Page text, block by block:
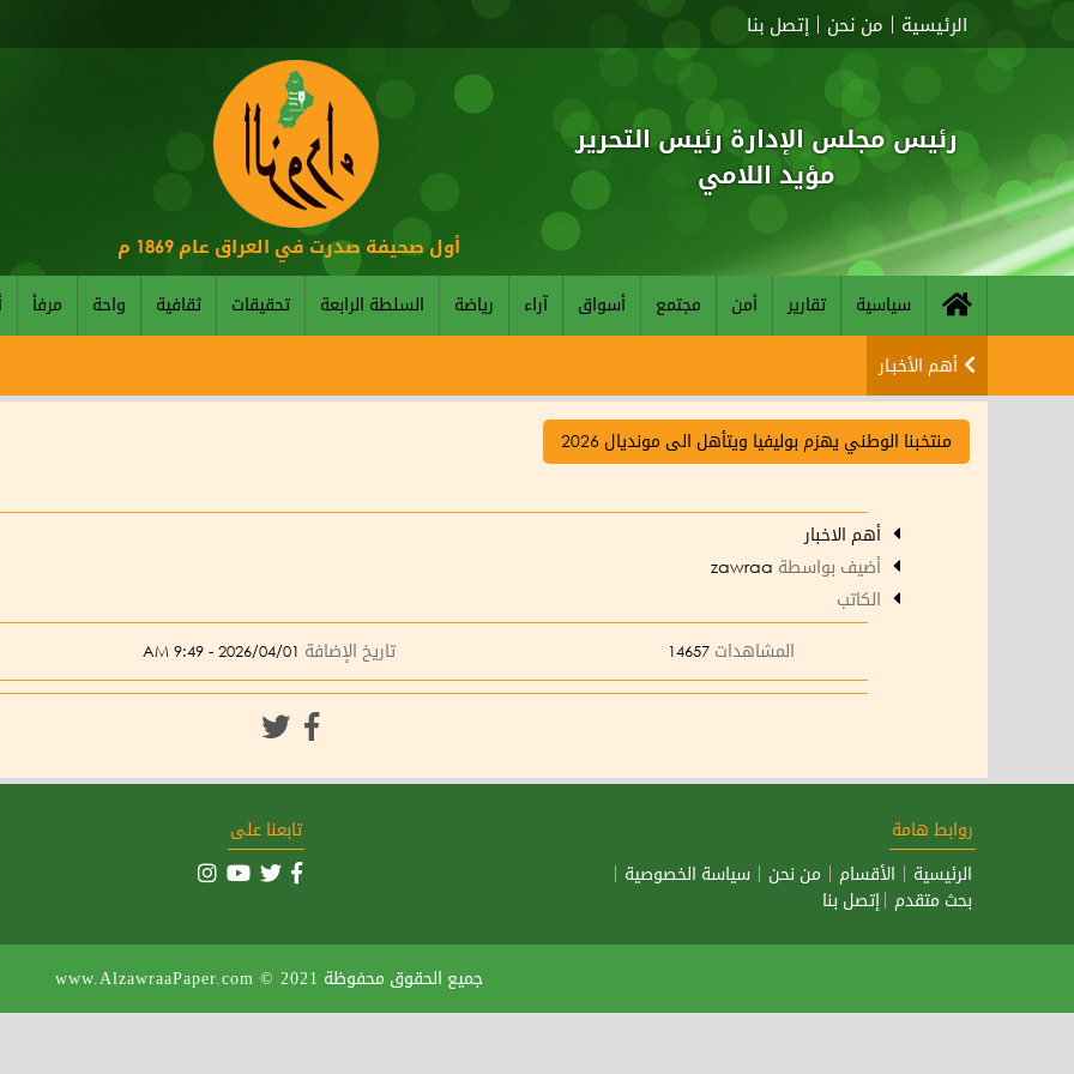
الرئيسية من نحن إتصل بنا
رئيس مجلس الإدارة رئيس التحرير
مؤيد اللامي
أول صحيفة صدرت في العراق عام 1869 م
سياسية تقارير أمن مجتمع أسواق آراء رياضة السلطة الرابعة تحقيقات ثقافية واحة مرفأ
أهم الأخبـار
منتخبنا الوطني يهزم بوليفيا ويتأهل الى مونديال 2026
أهم الاخبار
أضيف بواسطة
الكاتب
المشاهدات 14657 تاريخ الإضافة 2026/04/01 - 9:49 AM
روابط هامة
الرئيسية
الأقسام من نحن
سياسة الخصوصية
بحث متقدم
إتصل بنا
تابعنا على
جميع الحقوق محفوظة www.AlzawraaPaper.com © 2021